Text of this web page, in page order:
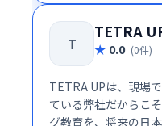
T
TETRA
0.0 (0件)
TETRA UPは、現場
ている弊社だからこ
グ教育を、将来の日